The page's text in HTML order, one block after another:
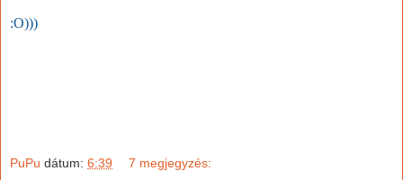
:O)))
PuPu dátum: 6:39 7 megjegyzés: